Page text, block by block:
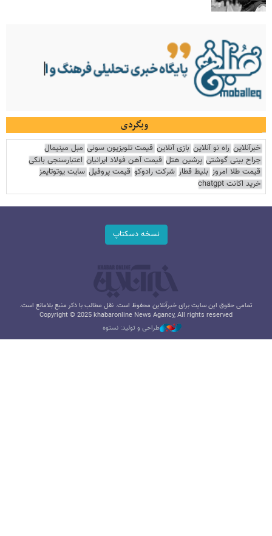
وبگردی
خبرآنلاین راه نو آنلاین بازی آنلاین قیمت تلویزیون سونی مبل مینیمال
جراح بینی گوشتی پرشین هتل قیمت آهن فولاد ایرانیان اعتبارسنجی بانکی
قیمت طلا امروز بلیط قطار شرکت رادوکو قیمت پروفیل سایت یوتوتایمز
خرید اکانت chatgpt
نسخه دسکتاپ
تمامی حقوق این سایت برای خبرآنلاین محفوظ است. نقل مطالب با ذکر منبع بلامانع است.
Copyright © 2025 khabaronline News Agancy, All rights reserved
طراحی و تولید: نستوه